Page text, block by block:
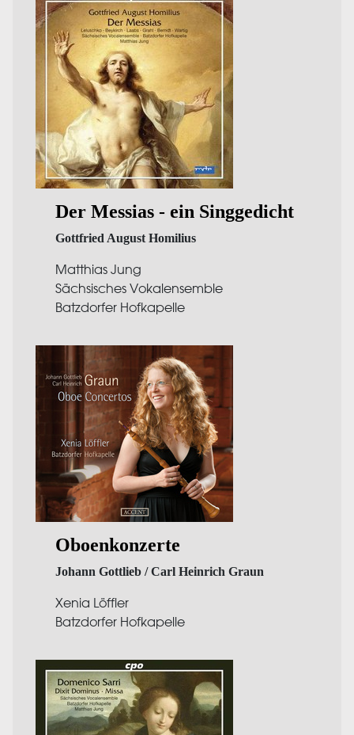
Der Messias - ein Singgedicht
Gottfried August Homilius
Matthias Jung
Sächsisches Vokalensemble
Batzdorfer Hofkapelle
Oboenkonzerte
Johann Gottlieb / Carl Heinrich Graun
Xenia Löffler
Batzdorfer Hofkapelle